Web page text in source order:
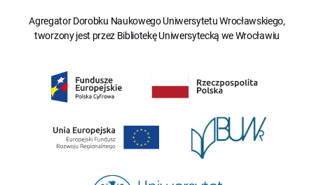
Agregator Dorobku Naukowego Uniwersytetu Wrocławskiego,
tworzony jest przez Bibliotekę Uniwersytecką we Wrocławiu